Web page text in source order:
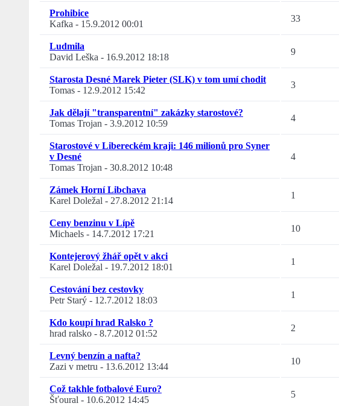
Prohibice
Kafka - 15.9.2012 00:01
33
Ludmila
David Leška - 16.9.2012 18:18
9
Starosta Desné Marek Pieter (SLK) v tom umí chodit
Tomas - 12.9.2012 15:42
3
Jak dělají "transparentní" zakázky starostové?
Tomas Trojan - 3.9.2012 10:59
4
Starostové v Libereckém kraji: 146 milionů pro Syner
v Desné
Tomas Trojan - 30.8.2012 10:48
4
Zámek Horní Libchava
Karel Doležal - 27.8.2012 21:14
1
Ceny benzinu v Lípě
Michaels - 14.7.2012 17:21
10
Kontejerový žhář opět v akci
Karel Doležal - 19.7.2012 18:01
1
Cestování bez cestovky
Petr Starý - 12.7.2012 18:03
1
Kdo koupí hrad Ralsko ?
hrad ralsko - 8.7.2012 01:52
2
Levný benzín a nafta?
Zazi v metru - 13.6.2012 13:44
10
Což takhle fotbalové Euro?
Šťoural - 10.6.2012 14:45
5